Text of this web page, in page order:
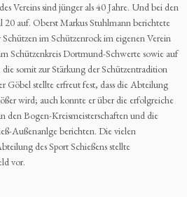
Vereins sind jünger als 40 Jahre. Und bei den
20 auf. Oberst Markus Stuhlmann berichtete
im Schützenrock im eigenen Verein
Schützenkreis Dortmund-Schwerte sowie auf
somit zur Stärkung der Schützentradition
Göbel stellte erfreut fest, dass die Abteilung
wird; auch konnte er über die erfolgreiche
den Bogen-Kreismeisterschaften und die
Außenanlge berichten. Die vielen
des Sport Schießens stellte
vor.